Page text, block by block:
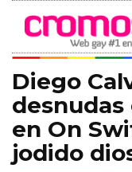
Diego
desnudas
en On
jodido